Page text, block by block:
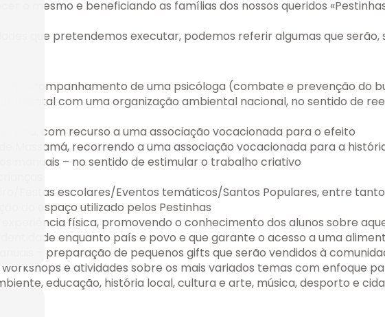
o mesmo e beneficiando as famílias dos nossos queridos
que pretendemos executar, podemos referir algumas que serão,
com acompanhamento de uma psicóloga (combate e prevenção do
com uma organização ambiental nacional, no sentido de
Vida, com recurso a uma associação vocacionada para o efeito
Massamá, recorrendo a uma associação vocacionada para a
manuais – no sentido de estimular o trabalho criativo
Festas escolares/Eventos temáticos/Santos Populares, entre
do espaço utilizado pelos Pestinhas
física, promovendo o conhecimento dos alunos sobre
enquanto país e povo e que garante o acesso a uma
– preparação de pequenos gifts que serão vendidos à
e atividades sobre os mais variados temas com enfoque
educação, história local, cultura e arte, música, desporto e